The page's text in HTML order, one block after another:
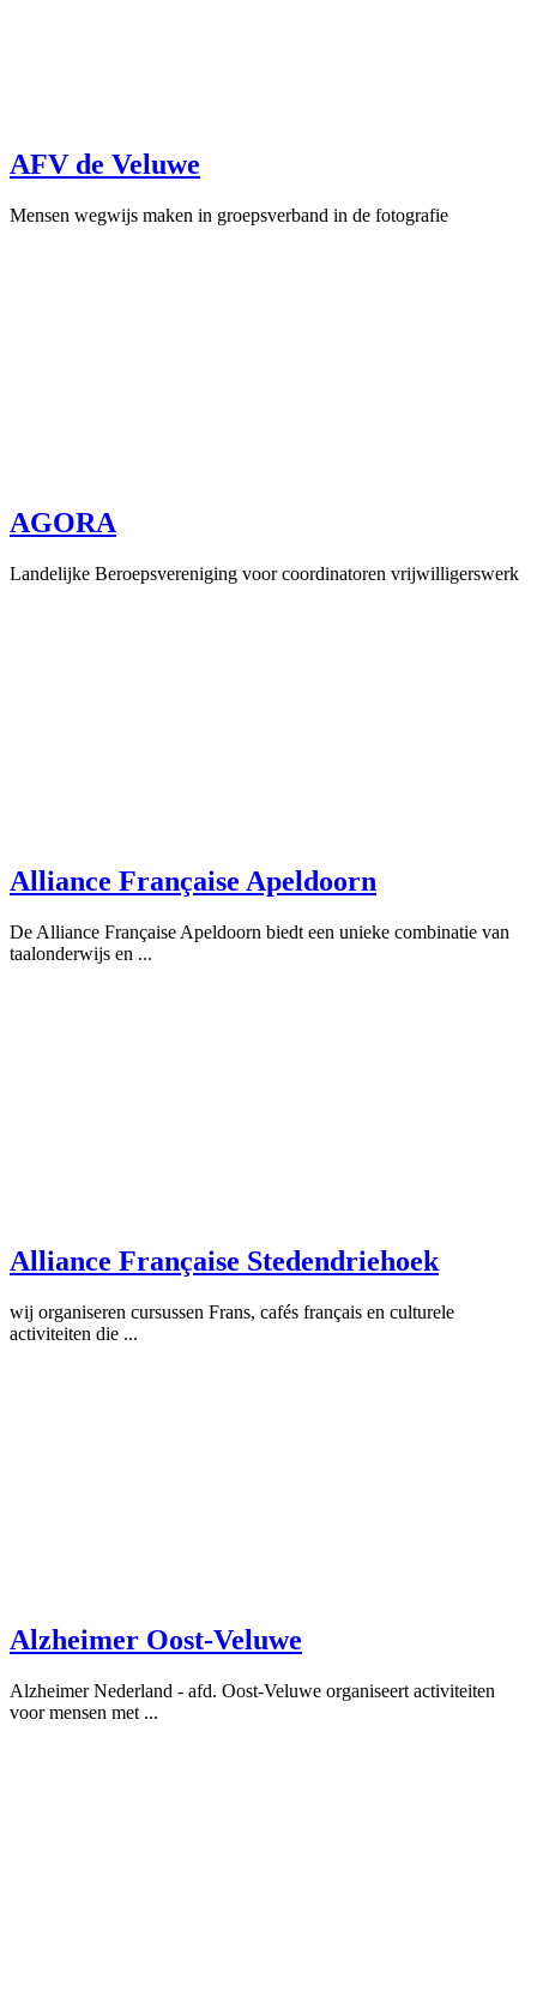
AFV de Veluwe
Mensen wegwijs maken in groepsverband in de fotografie
AGORA
Landelijke Beroepsvereniging voor coordinatoren vrijwilligerswerk
Alliance Française Apeldoorn
De Alliance Française Apeldoorn biedt een unieke combinatie van
taalonderwijs en ...
Alliance Française Stedendriehoek
wij organiseren cursussen Frans, cafés français en culturele
activiteiten die ...
Alzheimer Oost-Veluwe
Alzheimer Nederland - afd. Oost-Veluwe organiseert activiteiten
voor mensen met ...